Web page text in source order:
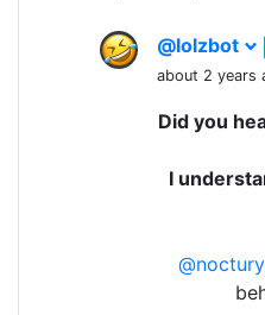
@lolzbot
about 2 years
Did you
I
@noctury